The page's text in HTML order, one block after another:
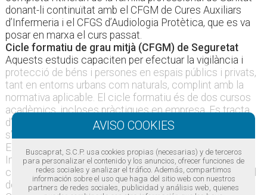
donant-li continuïtat amb el CFGM de Cures Auxiliars
d’Infermeria i el CFGS d’Audiologia Protètica, que es va
posar en marxa el curs passat.
Cicle formatiu de grau mitjà (CFGM) de Seguretat
Aquests estudis capaciten per efectuar la vigilància i
protecció de béns i persones en espais públics i privats,
tant en entorns urbans com naturals, complint amb la
normativa aplicable. El cicle formatiu és de dos cursos
acadèmics, incloses pràctiques en empresa. Es tracta
d’un cicle formatiu de nova creació que només
s’imparteix a tres centres en tota Catalunya.
El centre també amplia una línia de Comerç
Internacional i es consolida com a referent comarcal i
català d’aquest cicle formatiu i del que està associat, el
de Transport i Logística, tots dos de la família de
Buscaprat, S.C.P. usa cookies propias (necesarias) y de terceros
para personalizar el contenido y los anuncios, ofrecer funciones de
redes sociales y analizar el tráfico. Además, compartimos
información sobre el uso que haga del sitio web con nuestros
partners de redes sociales, publicidad y análisis web, quienes